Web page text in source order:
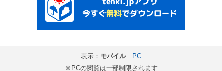
表示： モバイル｜
PC
※PCの閲覧は一部制限されます